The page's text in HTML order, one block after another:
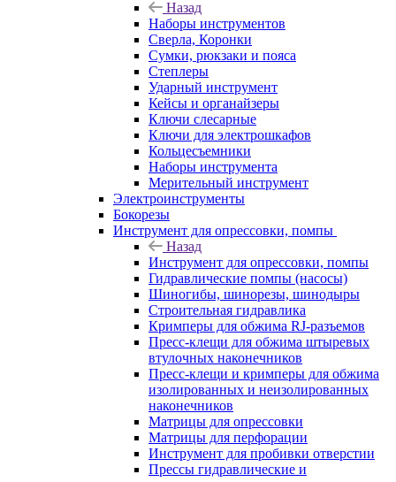
Назад
Наборы инструментов
Сверла, Коронки
Сумки, рюкзаки и пояса
Степлеры
Ударный инструмент
Кейсы и органайзеры
Ключи слесарные
Ключи для электрошкафов
Кольцесъемники
Наборы инструмента
Мерительный инструмент
Электроинструменты
Бокорезы
Инструмент для опрессовки, помпы
Назад
Инструмент для опрессовки, помпы
Гидравлические помпы (насосы)
Шиногибы, шинорезы, шинодыры
Строительная гидравлика
Кримперы для обжима RJ-разъемов
Пресс-клещи для обжима штыревых
втулочных наконечников
Пресс-клещи и кримперы для обжима
изолированных и неизолированных
наконечников
Матрицы для опрессовки
Матрицы для перфорации
Инструмент для пробивки отверстии
Прессы гидравлические и